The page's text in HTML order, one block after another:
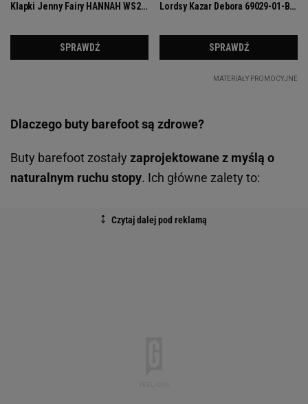
Dlaczego buty barefoot są zdrowe?
Buty barefoot zostały zaprojektowane z myślą o
naturalnym ruchu stopy. Ich główne zalety to: